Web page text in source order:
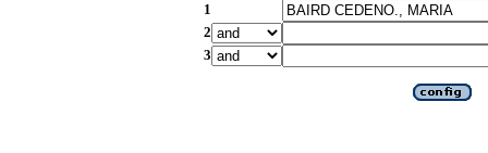
1
2
3